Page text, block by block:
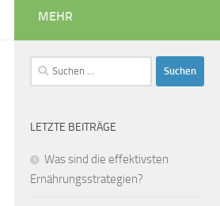
MEHR
Suchen
nach:
LETZTE BEITRÄGE
Was sind die effektivsten
Ernährungsstrategien?